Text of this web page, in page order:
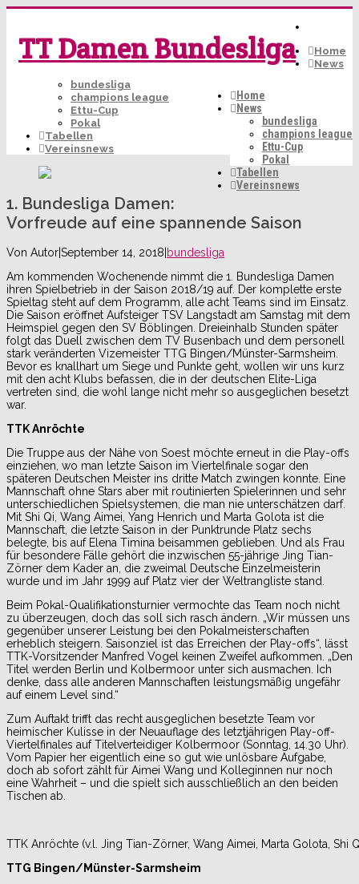
TT Damen Bundesliga
Home
News
bundesliga
champions league
Ettu-Cup
Pokal
Tabellen
Vereinsnews
Home
News
bundesliga
champions league
Ettu-Cup
Pokal
Tabellen
Vereinsnews
1. Bundesliga Damen:
Vorfreude auf eine spannende Saison
Von AutorSeptember 14, 2018 bundesliga
Am kommenden Wochenende nimmt die 1. Bundesliga Damen
ihren Spielbetrieb in der Saison 2018/19 auf. Der komplette erste
Spieltag steht auf dem Programm, alle acht Teams sind im Einsatz.
Die Saison eröffnet Aufsteiger TSV Langstadt am Samstag mit dem
Heimspiel gegen den SV Böblingen. Dreieinhalb Stunden später
folgt das Duell zwischen dem TV Busenbach und dem personell
stark veränderten Vizemeister TTG Bingen/Münster-Sarmsheim.
Bevor es knallhart um Siege und Punkte geht, wollen wir uns kurz
mit den acht Klubs befassen, die in der deutschen Elite-Liga
vertreten sind, die wohl lange nicht mehr so ausgeglichen besetzt
war.
TTK Anröchte
Die Truppe aus der Nähe von Soest möchte erneut in die Play-offs
einziehen, wo man letzte Saison im Viertelfinale sogar den
späteren Deutschen Meister ins dritte Match zwingen konnte. Eine
Mannschaft ohne Stars aber mit routinierten Spielerinnen und sehr
unterschiedlichen Spielsystemen, die man nie unterschätzen darf.
Mit Shi Qi, Wang Aimei, Yang Henrich und Marta Golota ist die
Mannschaft, die letzte Saison in der Punktrunde Platz sechs
belegte, bis auf Elena Timina beisammen geblieben. Und als Frau
für besondere Fälle gehört die inzwischen 55-jährige Jing Tian-
Zörner dem Kader an, die zweimal Deutsche Einzelmeisterin
wurde und im Jahr 1999 auf Platz vier der Weltrangliste stand.
Beim Pokal-Qualifikationsturnier vermochte das Team noch nicht
zu überzeugen, doch das soll sich rasch ändern. „Wir müssen uns
gegenüber unserer Leistung bei den Pokalmeisterschaften
erheblich steigern. Saisonziel ist das Erreichen der Play-offs“, lässt
TTK-Vorsitzender Manfred Vogel keinen Zweifel aufkommen. „Den
Titel werden Berlin und Kolbermoor unter sich ausmachen. Ich
denke, dass alle anderen Mannschaften leistungsmäßig ungefähr
auf einem Level sind.“
Zum Auftakt trifft das recht ausgeglichen besetzte Team vor
heimischer Kulisse in der Neuauflage des letztjährigen Play-off-
Viertelfinales auf Titelverteidiger Kolbermoor (Sonntag, 14.30 Uhr).
Vom Papier her eigentlich eine so gut wie unlösbare Aufgabe,
doch ab sofort zählt für Aimei Wang und Kolleginnen nur noch
eine Wahrheit – und die spielt sich ausschließlich an den beiden
Tischen ab.
TTK Anröchte (v.l. Jing Tian-Zörner, Wang Aimei, Marta Golota, Shi
TTG Bingen/Münster-Sarmsheim